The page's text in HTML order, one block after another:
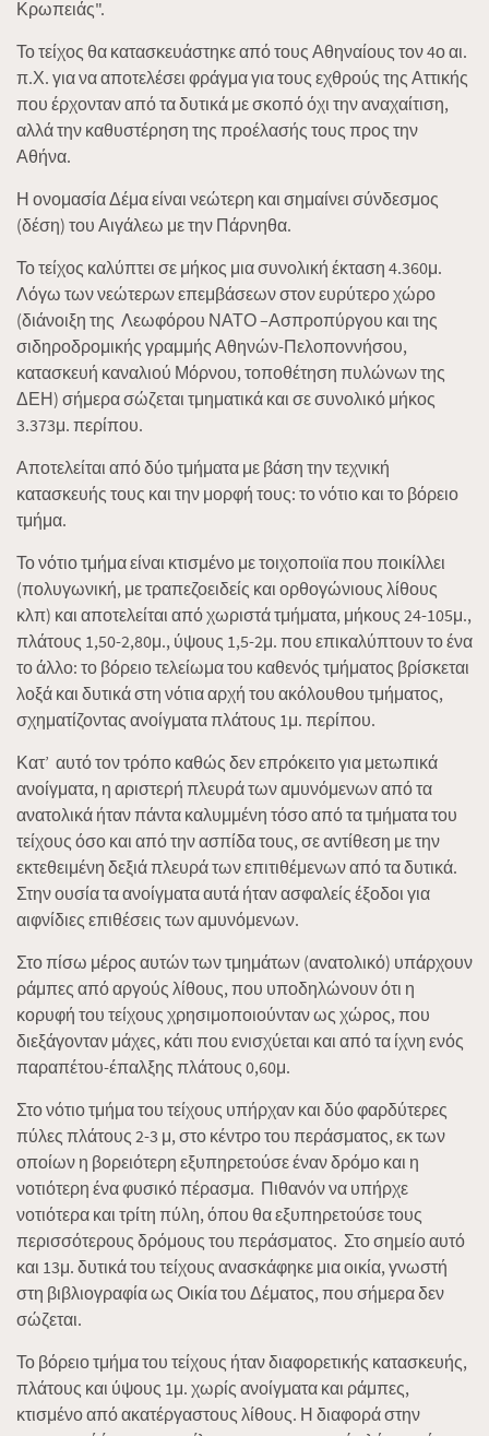
Κρωπειάς".
Το τείχος θα κατασκευάστηκε από τους Αθηναίους τον 4ο αι.
π.Χ. για να αποτελέσει φράγμα για τους εχθρούς της Αττικής
που έρχονταν από τα δυτικά με σκοπό όχι την αναχαίτιση,
αλλά την καθυστέρηση της προέλασής τους προς την
Αθήνα.
Η ονομασία Δέμα είναι νεώτερη και σημαίνει σύνδεσμος
(δέση) του Αιγάλεω με την Πάρνηθα.
Το τείχος καλύπτει σε μήκος μια συνολική έκταση 4.360μ.
Λόγω των νεώτερων επεμβάσεων στον ευρύτερο χώρο
(διάνοιξη της Λεωφόρου ΝΑΤΟ –Ασπροπύργου και της
σιδηροδρομικής γραμμής Αθηνών-Πελοποννήσου,
κατασκευή καναλιού Μόρνου, τοποθέτηση πυλώνων της
ΔΕΗ) σήμερα σώζεται τμηματικά και σε συνολικό μήκος
3.373μ. περίπου.
Αποτελείται από δύο τμήματα με βάση την τεχνική
κατασκευής τους και την μορφή τους: το νότιο και το βόρειο
τμήμα.
Το νότιο τμήμα είναι κτισμένο με τοιχοποιϊα που ποικίλλει
(πολυγωνική, με τραπεζοειδείς και ορθογώνιους λίθους
κλπ) και αποτελείται από χωριστά τμήματα, μήκους 24-105μ.,
πλάτους 1,50-2,80μ., ύψους 1,5-2μ. που επικαλύπτουν το ένα
το άλλο: το βόρειο τελείωμα του καθενός τμήματος βρίσκεται
λοξά και δυτικά στη νότια αρχή του ακόλουθου τμήματος,
σχηματίζοντας ανοίγματα πλάτους 1μ. περίπου.
Κατ’ αυτό τον τρόπο καθώς δεν επρόκειτο για μετωπικά
ανοίγματα, η αριστερή πλευρά των αμυνόμενων από τα
ανατολικά ήταν πάντα καλυμμένη τόσο από τα τμήματα του
τείχους όσο και από την ασπίδα τους, σε αντίθεση με την
εκτεθειμένη δεξιά πλευρά των επιτιθέμενων από τα δυτικά.
Στην ουσία τα ανοίγματα αυτά ήταν ασφαλείς έξοδοι για
αιφνίδιες επιθέσεις των αμυνόμενων.
Στο πίσω μέρος αυτών των τμημάτων (ανατολικό) υπάρχουν
ράμπες από αργούς λίθους, που υποδηλώνουν ότι η
κορυφή του τείχους χρησιμοποιούνταν ως χώρος, που
διεξάγονταν μάχες, κάτι που ενισχύεται και από τα ίχνη ενός
παραπέτου-έπαλξης πλάτους 0,60μ.
Στο νότιο τμήμα του τείχους υπήρχαν και δύο φαρδύτερες
πύλες πλάτους 2-3 μ, στο κέντρο του περάσματος, εκ των
οποίων η βορειότερη εξυπηρετούσε έναν δρόμο και η
νοτιότερη ένα φυσικό πέρασμα. Πιθανόν να υπήρχε
νοτιότερα και τρίτη πύλη, όπου θα εξυπηρετούσε τους
περισσότερους δρόμους του περάσματος. Στο σημείο αυτό
και 13μ. δυτικά του τείχους ανασκάφηκε μια οικία, γνωστή
στη βιβλιογραφία ως Οικία του Δέματος, που σήμερα δεν
σώζεται.
Το βόρειο τμήμα του τείχους ήταν διαφορετικής κατασκευής,
πλάτους και ύψους 1μ. χωρίς ανοίγματα και ράμπες,
κτισμένο από ακατέργαστους λίθους. Η διαφορά στην